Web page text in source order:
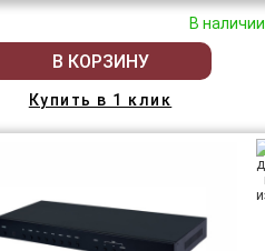
В наличии
В КОРЗИНУ
Купить в 1 клик